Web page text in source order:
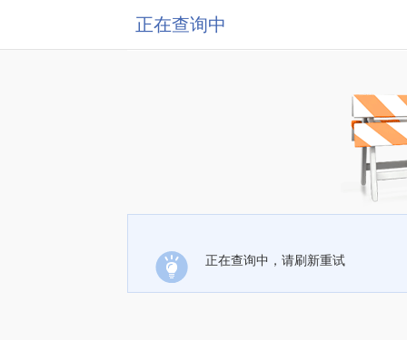
正在查询中
正在查询中，请刷新重试